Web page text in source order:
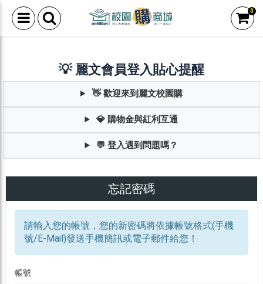
0
💡 麗文會員登入貼心提醒
👋 歡迎來到麗文校園購
💎 購物金與紅利互通
💬 登入遇到問題嗎？
忘記密碼
請輸入您的帳號，您的新密碼將依據帳號格式(手機
號/E-Mail)發送手機簡訊或電子郵件給您！
帳號